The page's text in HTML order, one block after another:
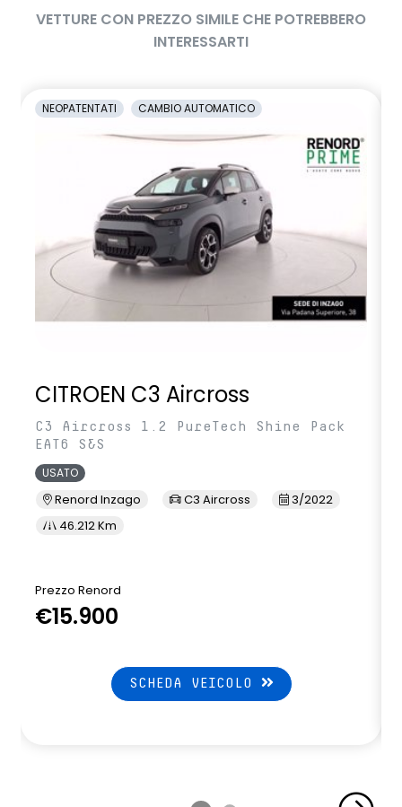
VETTURE CON PREZZO SIMILE CHE POTREBBERO
INTERESSARTI
NEOPATENTATI CAMBIO AUTOMATICO
CITROEN C3 Aircross
C3 Aircross 1.2 PureTech Shine Pack
EAT6 S&S
USATO
Renord Inzago C3 Aircross
3/2022
46.212 Km
Prezzo Renord
€15.900
SCHEDA VEICOLO